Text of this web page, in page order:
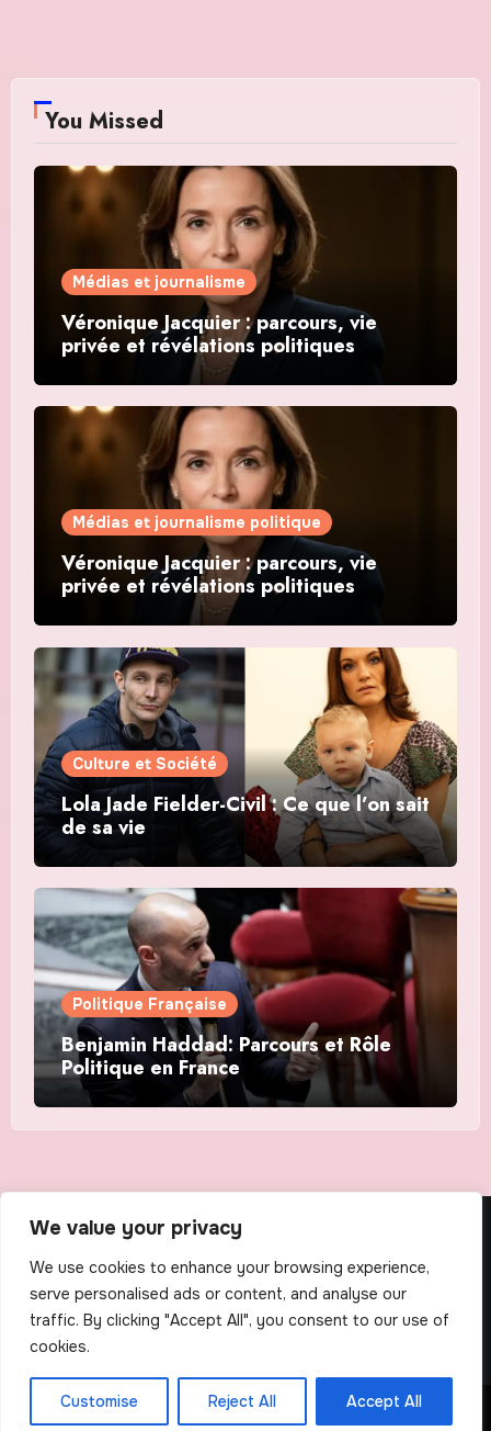
We value your privacy
We use cookies to enhance your browsing experience,
serve personalised ads or content, and analyse our
traffic. By clicking "Accept All", you consent to our use of
cookies.
Customise Reject All Accept All
You Missed
Médias et journalisme
Véronique Jacquier : parcours, vie
privée et révélations politiques
Médias et journalisme politique
Véronique Jacquier : parcours, vie
privée et révélations politiques
Culture et Société
Lola Jade Fielder-Civil : Ce que l’on sait
de sa vie
Politique Française
Benjamin Haddad: Parcours et Rôle
Politique en France
The Scribens
Copyright © All rights reserved Themeansar